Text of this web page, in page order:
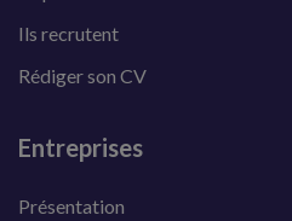
Ils recrutent
Rédiger son CV
Entreprises
Présentation